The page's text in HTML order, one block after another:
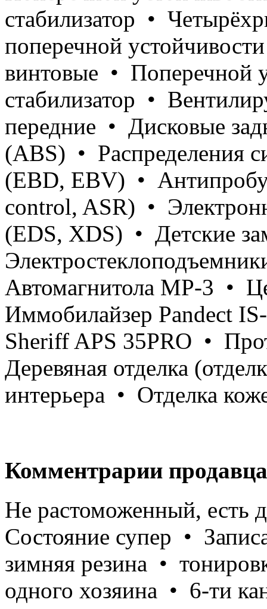
стабилизатор •
поперечной
винтовые • Поперечной
стабилизатор •
передние • Дисковые
(ABS) • Распределения
(EBD, EBV) •
control, ASR) •
(EDS, XDS) • Детские
Автомагнитола МР-3 •
Иммобилайзер Pandect
Sheriff APS 35PRO •
Деревяная отделка
интерьера • Отделка
Комментрарии
Не растоможенный, есть
Состояние супер •
зимняя резина •
одного хозяина • 6-ти